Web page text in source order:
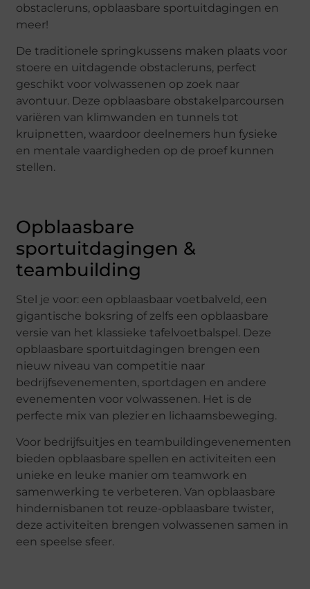
obstacleruns, opblaasbare sportuitdagingen en
meer!
De traditionele springkussens maken plaats voor
stoere en uitdagende obstacleruns, perfect
geschikt voor volwassenen op zoek naar
avontuur. Deze opblaasbare obstakelparcoursen
variëren van klimwanden en tunnels tot
kruipnetten, waardoor deelnemers hun fysieke
en mentale vaardigheden op de proef kunnen
stellen.
Opblaasbare
sportuitdagingen &
teambuilding
Stel je voor: een opblaasbaar voetbalveld, een
gigantische boksring of zelfs een opblaasbare
versie van het klassieke tafelvoetbalspel. Deze
opblaasbare sportuitdagingen brengen een
nieuw niveau van competitie naar
bedrijfsevenementen, sportdagen en andere
evenementen voor volwassenen. Het is de
perfecte mix van plezier en lichaamsbeweging.
Voor bedrijfsuitjes en teambuildingevenementen
bieden opblaasbare spellen en activiteiten een
unieke en leuke manier om teamwork en
samenwerking te verbeteren. Van opblaasbare
hindernisbanen tot reuze-opblaasbare twister,
deze activiteiten brengen volwassenen samen in
een speelse sfeer.